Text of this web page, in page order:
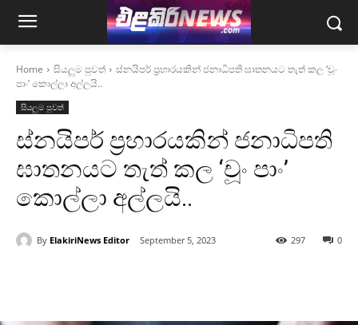
Home සියලුම පුවත්
ස්නයිපර් ප‍්‍රහාරයකින් ජනාධිපති ඝාතනයට තැත් කල ‘චූං
පාං’ කොල්ලා අල්ලයි..
සියලුම පුවත්
ස්නයිපර් ප‍්‍රහාරයකින් ජනාධිපති
ඝාතනයට තැත් කල ‘චූං පාං’
කොල්ලා අල්ලයි..
By ElakiriNews Editor September 5, 2023 0
297